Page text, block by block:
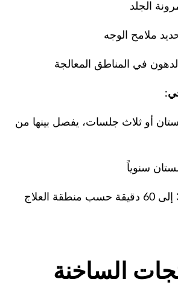
الجلد
ملامح الوجه
في المناطق المعالجة
أو ثلاث جلسات، يفصل بينها من
سنوياً
الساخنة